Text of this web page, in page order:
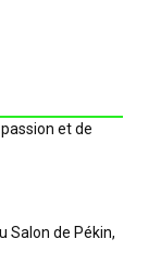
et de
Salon de Pékin,